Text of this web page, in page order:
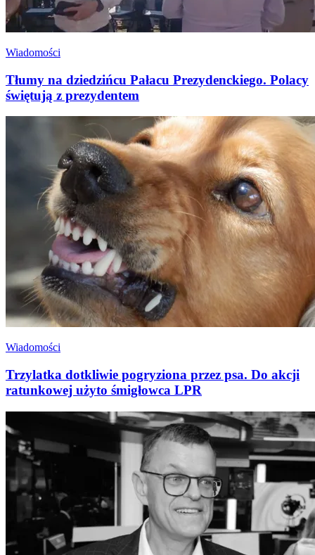
Wiadomości
Tłumy na dziedzińcu Pałacu Prezydenckiego. Polacy
świętują z prezydentem
Wiadomości
Trzylatka dotkliwie pogryziona przez psa. Do akcji
ratunkowej użyto śmigłowca LPR